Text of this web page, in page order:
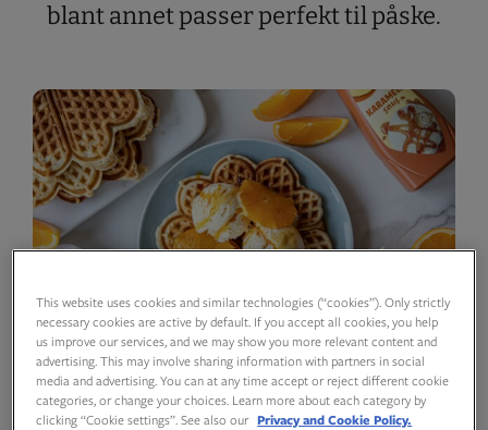
blant annet passer perfekt til påske.
This website uses cookies and similar technologies (“cookies”). Only strictly
necessary cookies are active by default. If you accept all cookies, you help
us improve our services, and we may show you more relevant content and
advertising. This may involve sharing information with partners in social
media and advertising. You can at any time accept or reject different cookie
categories, or change your choices. Learn more about each category by
clicking “Cookie settings”. See also our Privacy and Cookie Policy.